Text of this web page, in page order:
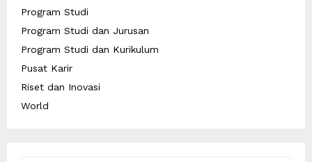
Program Studi
Program Studi dan Jurusan
Program Studi dan Kurikulum
Pusat Karir
Riset dan Inovasi
World